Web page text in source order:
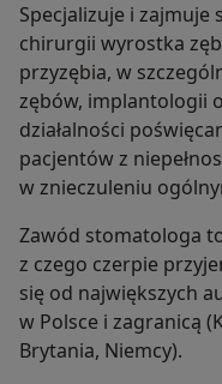
Specjalizuje i zajmuje
chirurgii wyrostka
przyzębia, w
zębów, implantologii
działalności
pacjentów z
w znieczuleniu
Zawód stomatologa
z czego czerpie
się od największych
w Polsce i zagranicą
Brytania, Niemcy).